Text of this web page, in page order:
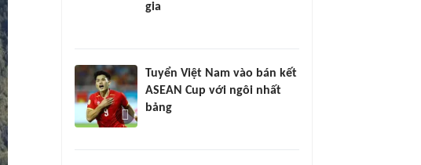
gia
Tuyển Việt Nam vào bán kết
ASEAN Cup với ngôi nhất
bảng